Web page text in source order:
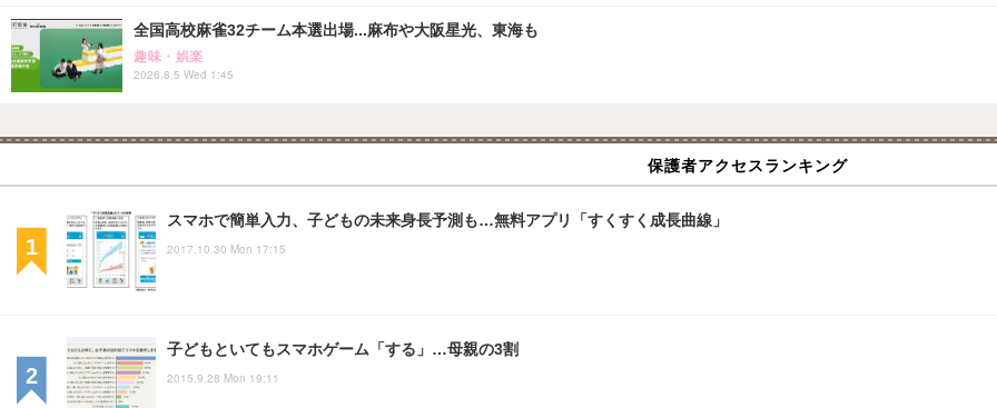
全国高校麻雀32チーム本選出場...麻布や大阪星光、東海も
趣味・娯楽
2026.8.5 Wed 1:45
保護者アクセスランキング
スマホで簡単入力、子どもの未来身長予測も…無料アプリ「すくすく成長曲線」
2017.10.30 Mon 17:15
子どもといてもスマホゲーム「する」…母親の3割
2015.9.28 Mon 19:11